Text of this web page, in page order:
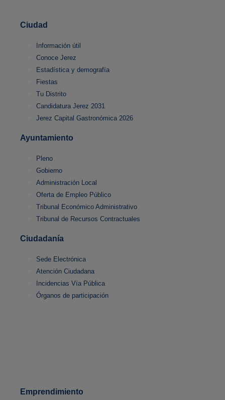
Ciudad
Información útil
Conoce Jerez
Estadística y demografía
Fiestas
Tu Distrito
Candidatura Jerez 2031
Jerez Capital Gastronómica 2026
Ayuntamiento
Pleno
Gobierno
Administración Local
Oferta de Empleo Público
Tribunal Económico Administrativo
Tribunal de Recursos Contractuales
Ciudadanía
Sede Electrónica
Atención Ciudadana
Incidencias Vía Pública
Órganos de participación
Emprendimiento